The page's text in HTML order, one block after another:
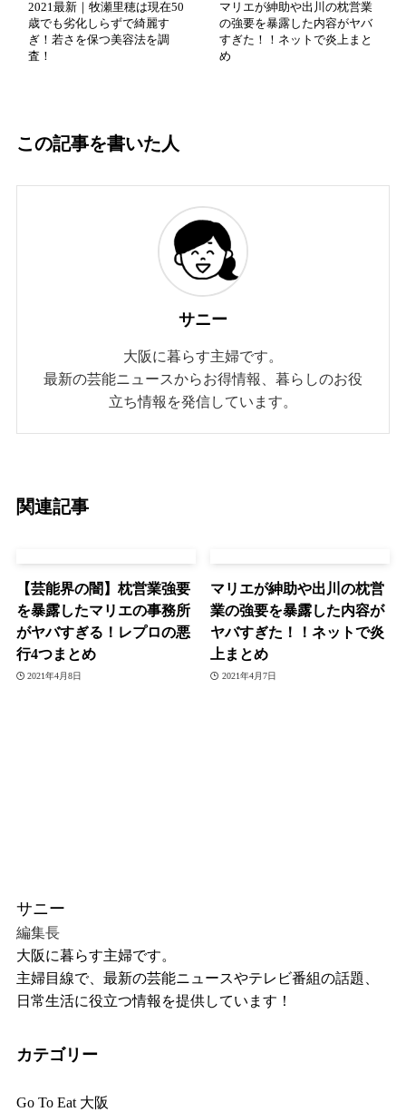
2021最新｜牧瀬里穂は現在50
歳でも劣化しらずで綺麗す
ぎ！若さを保つ美容法を調
査！
マリエが紳助や出川の枕営業
の強要を暴露した内容がヤバ
すぎた！！ネットで炎上まと
め
この記事を書いた人
サニー
大阪に暮らす主婦です。
最新の芸能ニュースからお得情報、暮らしのお役
立ち情報を発信しています。
関連記事
【芸能界の闇】枕営業強要
を暴露したマリエの事務所
がヤバすぎる！レプロの悪
行4つまとめ
2021年4月8日
マリエが紳助や出川の枕営
業の強要を暴露した内容が
ヤバすぎた！！ネットで炎
上まとめ
2021年4月7日
サニー
編集長
大阪に暮らす主婦です。
主婦目線で、最新の芸能ニュースやテレビ番組の話題、
日常生活に役立つ情報を提供しています！
カテゴリー
Go To Eat 大阪